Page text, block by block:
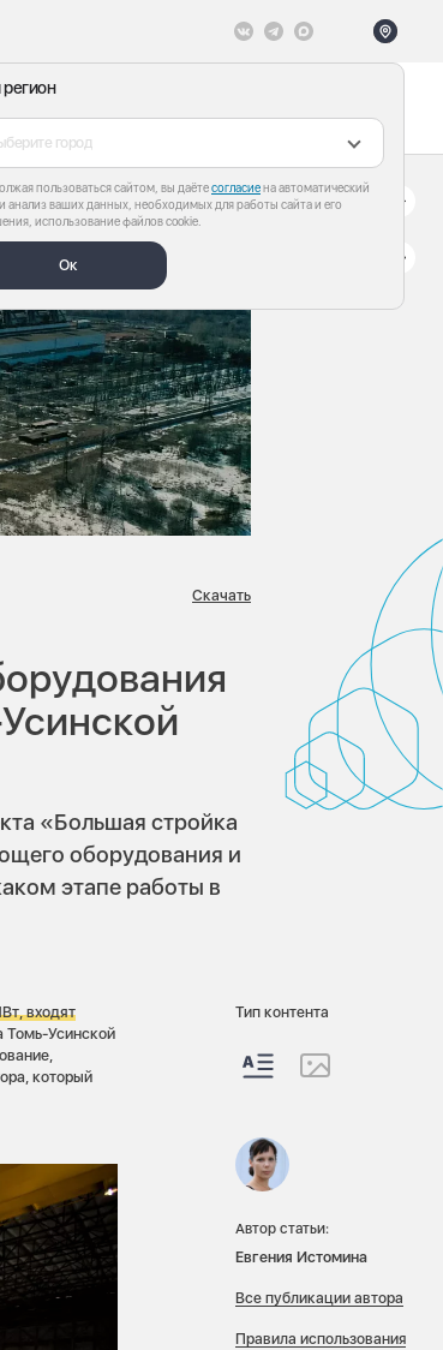
город
пользоваться сайтом, вы даётесогласиена автоматический
анализ ваших данных, необходимых для работы сайта и его
использование файлов cookie.
Ок
Скачать
«Большая стройка
оборудования и
этапе работы в
входят
Томь-Усинской
который
Тип контента
Автор статьи:
Евгения Истомина
Все публикации автора
Правила использования